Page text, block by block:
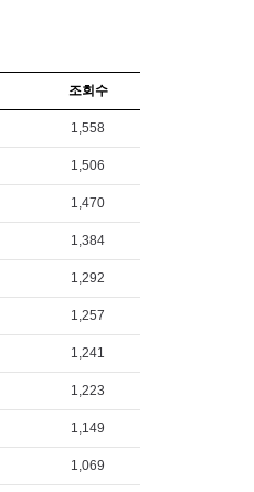
조회수
1,558
1,506
1,470
1,384
1,292
1,257
1,241
1,223
1,149
1,069